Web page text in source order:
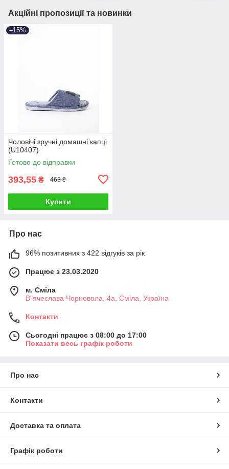
Акційні пропозиції та новинки
–15%
Чоловічі зручні домашні капці
(U10407)
Готово до відправки
393,55 ₴ 463 ₴
Купити
Про нас
96% позитивних з 422 відгуків за рік
Працює з 23.03.2020
м. Сміла
В"ячеслава Чорновола, 4а, Сміла, Україна
Контакти
Сьогодні працює з 08:00 до 17:00
Показати весь графік роботи
Про нас
Контакти
Доставка та оплата
Графік роботи